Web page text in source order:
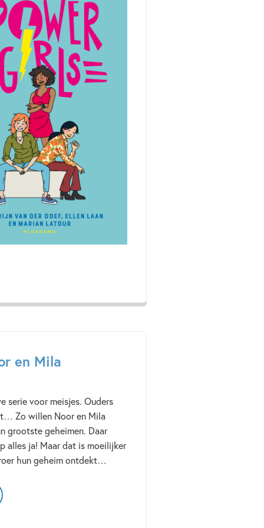
en Mila
serie voor meisjes. Ouders
Zo willen Noor en Mila
grootste geheimen. Daar
alles ja! Maar dat is moeilijker
hun geheim ontdekt…